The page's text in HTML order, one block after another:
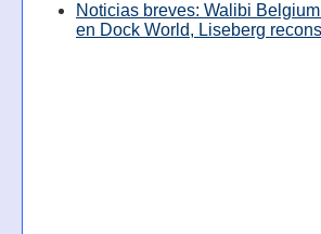
Noticias breves: Walibi
en Dock World, Liseberg